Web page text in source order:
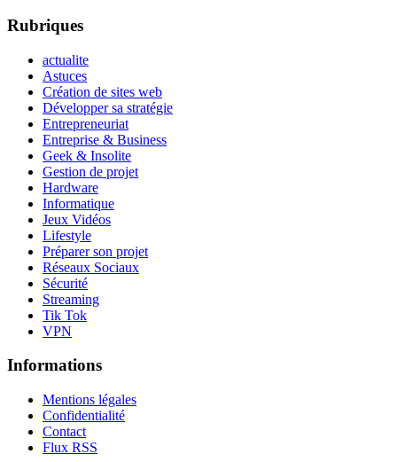
Rubriques
actualite
Astuces
Création de sites web
Développer sa stratégie
Entrepreneuriat
Entreprise & Business
Geek & Insolite
Gestion de projet
Hardware
Informatique
Jeux Vidéos
Lifestyle
Préparer son projet
Réseaux Sociaux
Sécurité
Streaming
Tik Tok
VPN
Informations
Mentions légales
Confidentialité
Contact
Flux RSS